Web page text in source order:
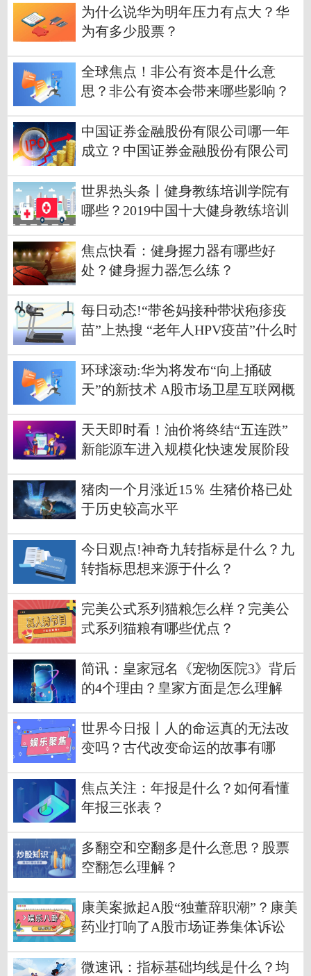
为什么说华为明年压力有点大？华
为有多少股票？
全球焦点！非公有资本是什么意
思？非公有资本会带来哪些影响？
中国证券金融股份有限公司哪一年
成立？中国证券金融股份有限公司
世界热头条丨健身教练培训学院有
哪些？2019中国十大健身教练培训
焦点快看：健身握力器有哪些好
处？健身握力器怎么练？
每日动态!“带爸妈接种带状疱疹疫
苗”上热搜 “老年人HPV疫苗”什么时
环球滚动:华为将发布“向上捅破
天”的新技术 A股市场卫星互联网概
天天即时看！油价将终结“五连跌”
新能源车进入规模化快速发展阶段
猪肉一个月涨近15％ 生猪价格已处
于历史较高水平
今日观点!神奇九转指标是什么？九
转指标思想来源于什么？
完美公式系列猫粮怎么样？完美公
式系列猫粮有哪些优点？
简讯：皇家冠名《宠物医院3》背后
的4个理由？皇家方面是怎么理解
世界今日报丨人的命运真的无法改
变吗？古代改变命运的故事有哪
焦点关注：年报是什么？如何看懂
年报三张表？
多翻空和空翻多是什么意思？股票
空翻怎么理解？
康美案掀起A股“独董辞职潮”？康美
药业打响了A股市场证券集体诉讼
微速讯：指标基础均线是什么？均